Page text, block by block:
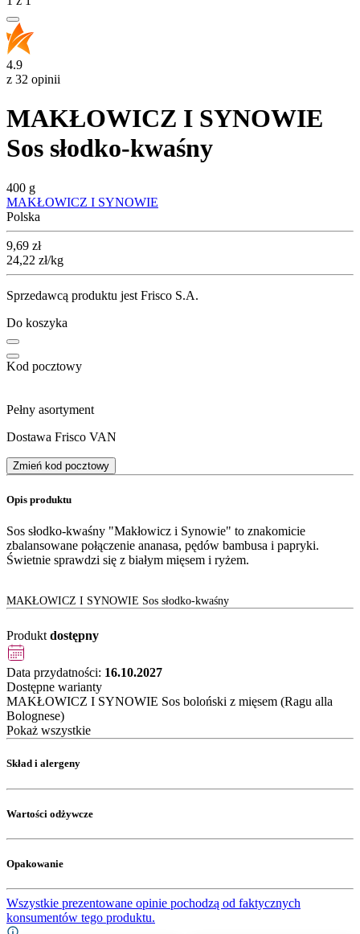
4.9
z 32 opinii
MAKŁOWICZ I SYNOWIE
Sos słodko-kwaśny
400 g
MAKŁOWICZ I SYNOWIE
Polska
Cena
9,69 zł
24,22 zł/kg
Sprzedawcą produktu jest Frisco S.A.
Do koszyka
Kod pocztowy
Pełny asortyment
Dostawa Frisco VAN
Zmień kod pocztowy
Opis produktu
Sos słodko-kwaśny "Makłowicz i Synowie" to znakomicie
zbalansowane połączenie ananasa, pędów bambusa i papryki.
Świetnie sprawdzi się z białym mięsem i ryżem.
MAKŁOWICZ I SYNOWIE Sos słodko-kwaśny
Produkt dostępny
Data przydatności: 16.10.2027
Dostępne warianty
MAKŁOWICZ I SYNOWIE Sos boloński z mięsem (Ragu alla
Bolognese)
Pokaż wszystkie
Skład i alergeny
Wartości odżywcze
Opakowanie
Wszystkie prezentowane opinie pochodzą od faktycznych
konsumentów tego produktu.